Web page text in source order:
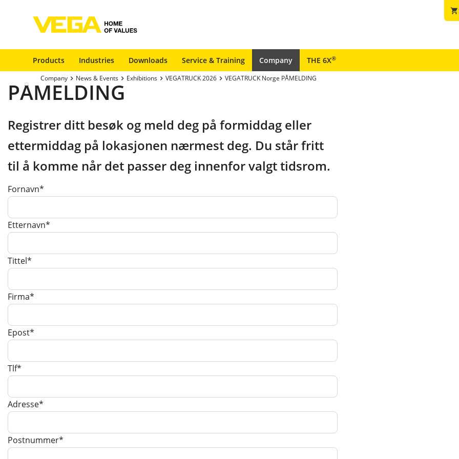
shopping_cart
Products Industries Downloads Service & Training Company THE 6X®
Company News & Events Exhibitions VEGATRUCK 2026 VEGATRUCK Norge PÅMELDING
PÅMELDING
Registrer ditt besøk og meld deg på formiddag eller
ettermiddag på lokasjonen nærmest deg. Du står fritt
til å komme når det passer deg innenfor valgt tidsrom.
Fornavn*
Etternavn*
Tittel*
Firma*
Epost*
Tlf*
Adresse*
Postnummer*